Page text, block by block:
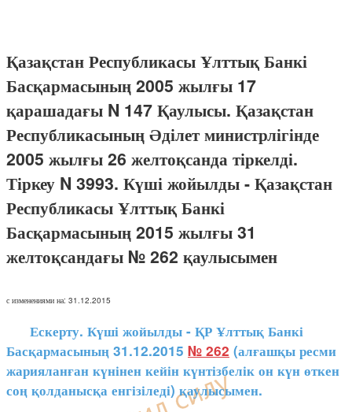
Қазақстан Республикасы Ұлттық Банкі
Басқармасының 2005 жылғы 17
қарашадағы N 147 Қаулысы. Қазақстан
Республикасының Әділет министрлігінде
2005 жылғы 26 желтоқсанда тіркелді.
Тіркеу N 3993. Күші жойылды - Қазақстан
Республикасы Ұлттық Банкі
Басқармасының 2015 жылғы 31
желтоқсандағы № 262 қаулысымен
с изменениями на: 31.12.2015
Ескерту. Күші жойылды - ҚР Ұлттық Банкі
Басқармасының 31.12.2015 № 262 (алғашқы ресми
жарияланған күнінен кейін күнтізбелік он күн өткен
соң қолданысқа енгізіледі) қаулысымен.